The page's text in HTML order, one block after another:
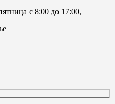
с 8:00 до 17:00,